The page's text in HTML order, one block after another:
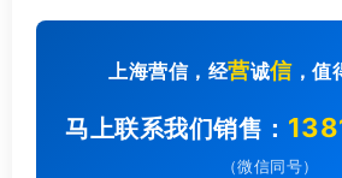
上海营信，经营诚信，值
马上联系我们销售：
（微信同号）